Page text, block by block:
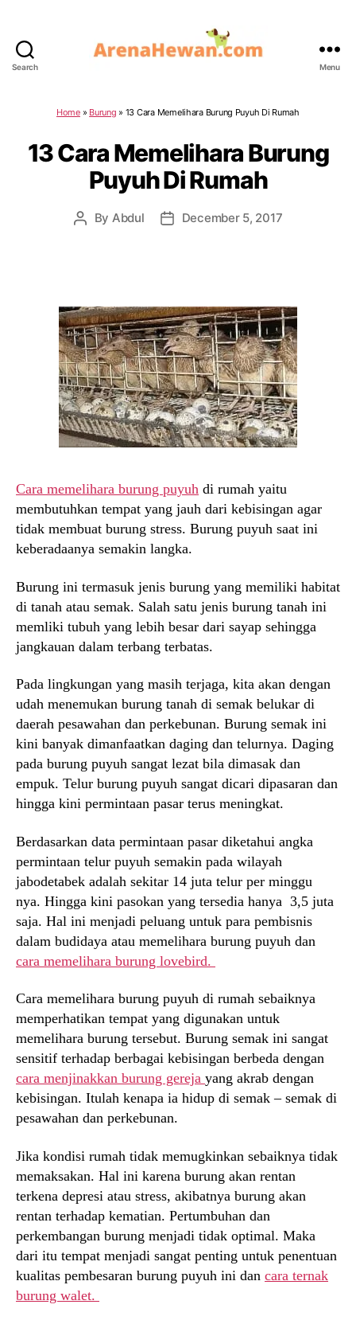
Search Menu
Home» Burung » 13 Cara Memelihara Burung Puyuh Di Rumah
13 Cara Memelihara Burung
Puyuh Di Rumah
Post
By Abdul
PostDecember 5, 2017
Cara memelihara burung puyuh di rumah yaitu
membutuhkan tempat yang jauh dari kebisingan agar
tidak membuat burung stress. Burung puyuh saat ini
keberadaanya semakin langka.
Burung ini termasuk jenis burung yang memiliki habitat
di tanah atau semak. Salah satu jenis burung tanah ini
memliki tubuh yang lebih besar dari sayap sehingga
jangkauan dalam terbang terbatas.
Pada lingkungan yang masih terjaga, kita akan dengan
udah menemukan burung tanah di semak belukar di
daerah pesawahan dan perkebunan. Burung semak ini
kini banyak dimanfaatkan daging dan telurnya. Daging
pada burung puyuh sangat lezat bila dimasak dan
empuk. Telur burung puyuh sangat dicari dipasaran dan
hingga kini permintaan pasar terus meningkat.
Berdasarkan data permintaan pasar diketahui angka
permintaan telur puyuh semakin pada wilayah
jabodetabek adalah sekitar 14 juta telur per minggu
nya. Hingga kini pasokan yang tersedia hanya 3,5 juta
saja. Hal ini menjadi peluang untuk para pembisnis
dalam budidaya atau memelihara burung puyuh dan
cara memelihara burung lovebird.
Cara memelihara burung puyuh di rumah sebaiknya
memperhatikan tempat yang digunakan untuk
memelihara burung tersebut. Burung semak ini sangat
sensitif terhadap berbagai kebisingan berbeda dengan
cara menjinakkan burung gereja yang akrab dengan
kebisingan. Itulah kenapa ia hidup di semak – semak di
pesawahan dan perkebunan.
Jika kondisi rumah tidak memugkinkan sebaiknya tidak
memaksakan. Hal ini karena burung akan rentan
terkena depresi atau stress, akibatnya burung akan
rentan terhadap kematian. Pertumbuhan dan
perkembangan burung menjadi tidak optimal. Maka
dari itu tempat menjadi sangat penting untuk penentuan
kualitas pembesaran burung puyuh ini dan cara ternak
burung walet.